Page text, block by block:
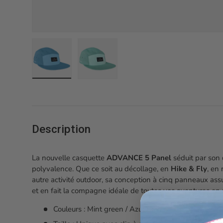
Description
La nouvelle casquette ADVANCE 5 Panel séduit par
polyvalence. Que ce soit au décollage, en Hike & Fly, en
autre activité outdoor, sa conception à cinq panneaux
et en fait la compagne idéale de toutes vos aventures en
Couleurs : Mint green / Azur blue